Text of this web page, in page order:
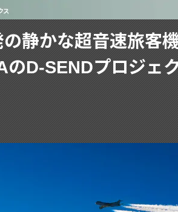
静かな超音速旅客
のD-SENDプロジェ